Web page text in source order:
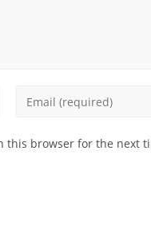
Enter
this browser for the next